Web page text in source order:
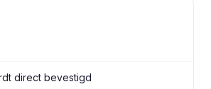
direct bevestigd